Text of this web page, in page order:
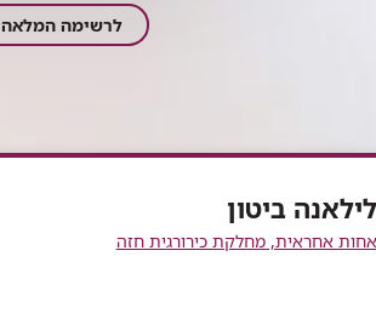
צוות
המחלקה
לרשימה המלאה
לילאנה ביטון
אחות אחראית, מחלקת כירורגית חזה